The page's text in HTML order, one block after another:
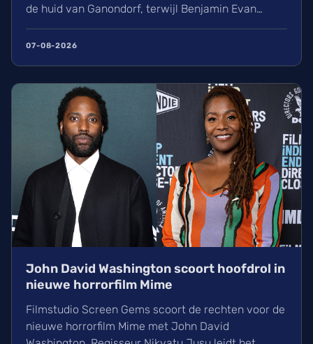
de huid van Ganondorf, terwijl Benjamin Evan
Ainsworth en Bo Bragason de rollen van Link en
Zelda vertolken. De film, geregisseerd door Wes
wachten!
07-08-2026
John David Washington scoort hoofdrol in
nieuwe horrorfilm Mime
Filmstudio Screen Gems scoort de rechten voor de
nieuwe horrorfilm Mime met John David